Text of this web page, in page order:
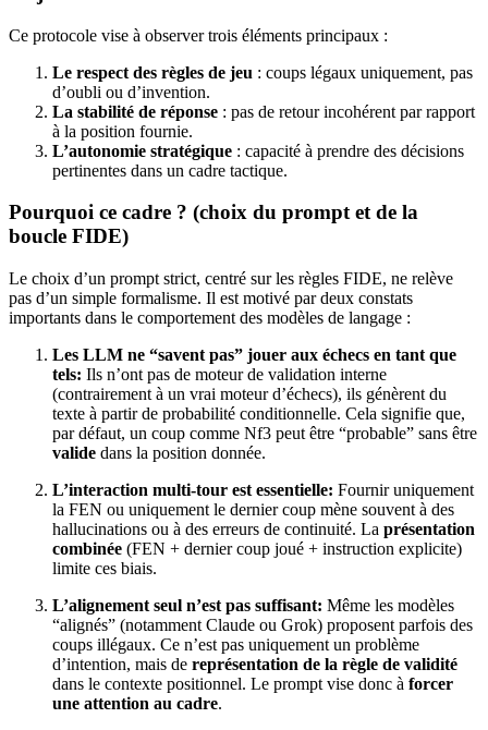
Ce protocole vise à observer trois éléments principaux :
Le respect des règles de jeu : coups légaux uniquement, pas
d’oubli ou d’invention.
La stabilité de réponse : pas de retour incohérent par rapport
à la position fournie.
L’autonomie stratégique : capacité à prendre des décisions
pertinentes dans un cadre tactique.
Pourquoi ce cadre ? (choix du prompt et de la
boucle FIDE)
Le choix d’un prompt strict, centré sur les règles FIDE, ne relève
pas d’un simple formalisme. Il est motivé par deux constats
importants dans le comportement des modèles de langage :
Les LLM ne “savent pas” jouer aux échecs en tant que
tels: Ils n’ont pas de moteur de validation interne
(contrairement à un vrai moteur d’échecs), ils génèrent du
texte à partir de probabilité conditionnelle. Cela signifie que,
par défaut, un coup comme Nf3 peut être “probable” sans être
valide dans la position donnée.
L’interaction multi-tour est essentielle: Fournir uniquement
la FEN ou uniquement le dernier coup mène souvent à des
hallucinations ou à des erreurs de continuité. La présentation
combinée (FEN + dernier coup joué + instruction explicite)
limite ces biais.
L’alignement seul n’est pas suffisant: Même les modèles
“alignés” (notamment Claude ou Grok) proposent parfois des
coups illégaux. Ce n’est pas uniquement un problème
d’intention, mais de représentation de la règle de validité
dans le contexte positionnel. Le prompt vise donc à forcer
une attention au cadre.